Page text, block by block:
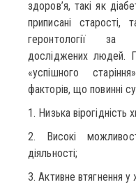
здоров’я, такі як
приписані старості,
геронтології за
досліджених людей.
«успішного
факторів, що повинні
1. Низька вірогідність
2. Високі
діяльності;
3. Активне втягнення у